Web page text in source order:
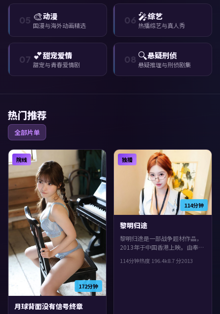
05 🎨动漫
国漫与海外动画精选 06 🎤综艺
热播综艺与真人秀
07 💕甜宠爱情
甜宠与青春爱情剧 08 🔍悬疑刑侦
悬疑推理与刑侦剧集
热门推荐
全部片单
172分钟
院线
月球背面没有信号终章
114分钟
独播
黎明归途
黎明归途是一部战争题材作品，
2013年于中国香港上映。由奉俊
司等主演。叙事在回忆与现实之
114分钟热度 196.4k8.7分2013